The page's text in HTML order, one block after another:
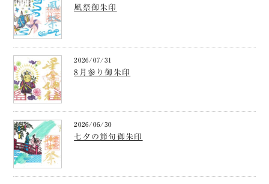
風祭御朱印
2026/07/31
8月参り御朱印
2026/06/30
七夕の節句御朱印